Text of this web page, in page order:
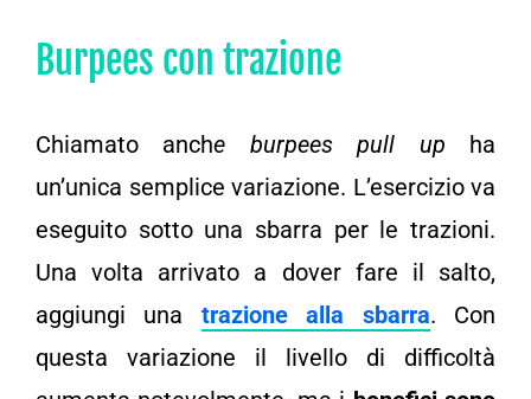
Burpees con trazione
Chiamato anche burpees pull up ha
un’unica semplice variazione. L’esercizio va
eseguito sotto una sbarra per le trazioni.
Una volta arrivato a dover fare il salto,
aggiungi una trazione alla sbarra. Con
questa variazione il livello di difficoltà